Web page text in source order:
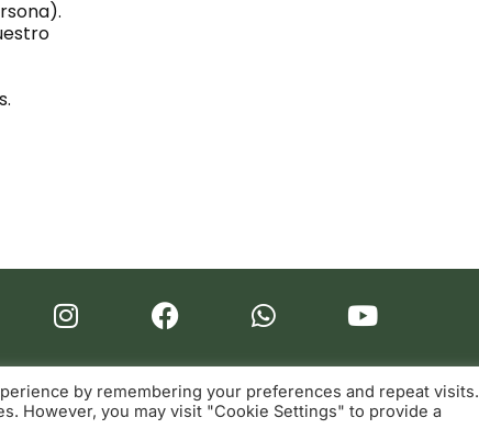
Tienda • Contacto • About
© 2024 Parque Ecológico Volcán Arenal.
by remembering your preferences and repeat visits.
However, you may visit "Cookie Settings" to provide a